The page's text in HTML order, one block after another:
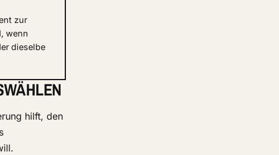
zur
wenn
dieselbe
hilft, den